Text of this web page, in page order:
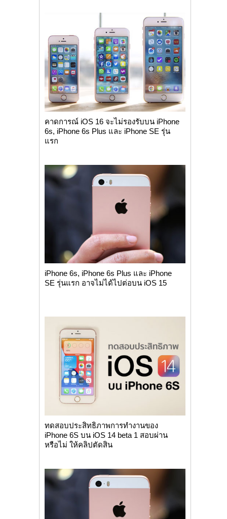
คาดการณ์ iOS 16 จะไม่รองรับบน iPhone
6s, iPhone 6s Plus และ iPhone SE รุ่น
แรก
iPhone 6s, iPhone 6s Plus และ iPhone
SE รุ่นแรก อาจไม่ได้ไปต่อบน iOS 15
ทดสอบประสิทธิภาพการทำงานของ
iPhone 6S บน iOS 14 beta 1 สอบผ่าน
หรือไม่ ให้คลิปตัดสิน